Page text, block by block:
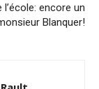
encore un
Blanquer!